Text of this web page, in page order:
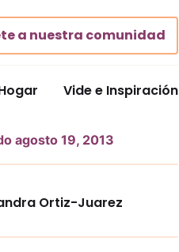
a nuestra comunidad
Vide e Inspiración
agosto 19, 2013
Ortiz-Juarez